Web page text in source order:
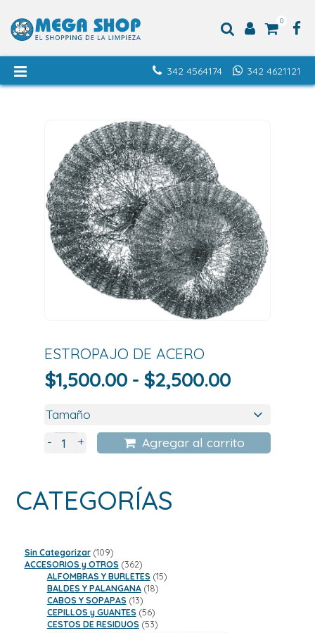
0
342 4621121
342 4564174
ESTROPAJO DE ACERO
$1,500.00 - $2,500.00Rango
precios:
desde
- + Agregar al carrito
CATEGORÍAS
Sin Categorizar 109109
productos
ACCESORIOS y OTROS 362362
productos
ALFOMBRAS Y BURLETES 1515
BALDES Y PALANGANA 1818
CABOS Y SOPAPAS 1313
productos
CEPILLOS y GUANTES 5656
productos
CESTOS DE RESIDUOS 5353